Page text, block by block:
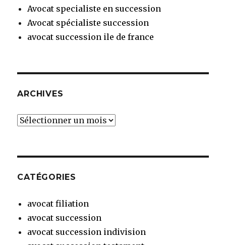
Avocat specialiste en succession
Avocat spécialiste succession
avocat succession ile de france
ARCHIVES
Archives
CATÉGORIES
avocat filiation
avocat succession
avocat succession indivision